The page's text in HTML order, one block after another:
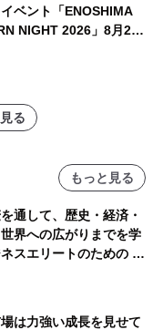
ベント「ENOSHIMA
NIGHT 2026」8月22
＆受付スタート！
る
もっと見る
を通して、歴史・経済・
界への広がりまでを学
スエリートのための 教
』2026年8月25日
は力強い成長を見せて